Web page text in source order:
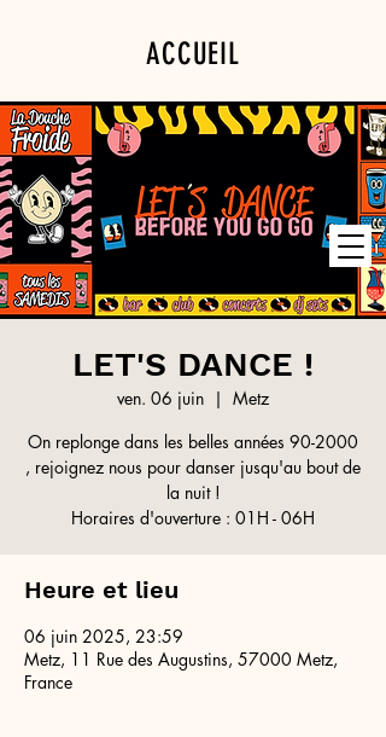
ACCUEIL
PROGRAMMATION
PRIVATISATION
LET'S DANCE !
ven. 06 juin
  |
Metz
On replonge dans les belles années 90-2000
, rejoignez nous pour danser jusqu'au bout de
la nuit !
Horaires d'ouverture : 01H - 06H
Heure et lieu
06 juin 2025, 23:59
Metz, 11 Rue des Augustins, 57000 Metz,
France